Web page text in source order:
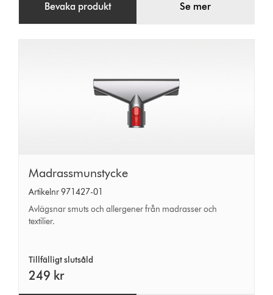
Bevaka produkt Se mer
Madrassmunstycke
Madrassmunstycke
Artikelnr 971427-01
Avlägsnar smuts och allergener från madrasser och
textilier.
Tillfälligt slutsåld
249 kr